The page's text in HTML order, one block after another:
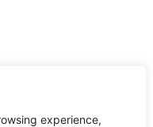
experience,